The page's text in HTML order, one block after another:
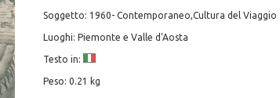
Soggetto: 1960- Contemporaneo,Cultura del Viaggio
Luoghi: Piemonte e Valle d'Aosta
Testo in:
Peso: 0.21 kg